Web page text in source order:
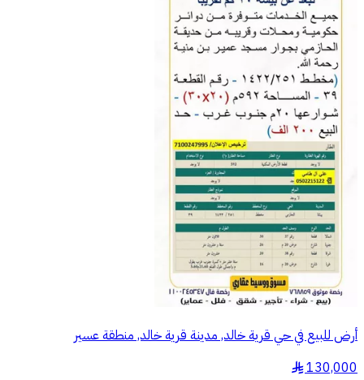
أرض للبيع في حي قرية خالد, مدينة قرية خالد, منطقة عسير
130,000
§